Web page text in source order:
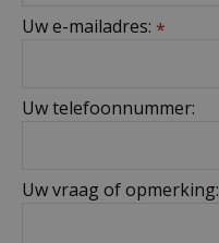
Uw e-mailadres: *
Uw telefoonnummer:
Uw vraag of opmerking: